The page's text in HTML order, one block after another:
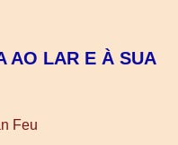
AO LAR E À SUA
Feu